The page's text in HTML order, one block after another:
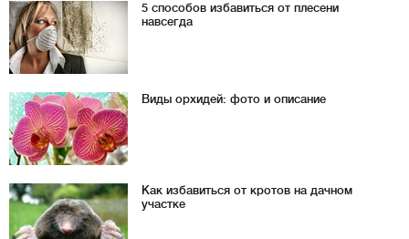
5 способов избавиться от плесени
навсегда
Виды орхидей: фото и описание
Как избавиться от кротов на дачном
участке